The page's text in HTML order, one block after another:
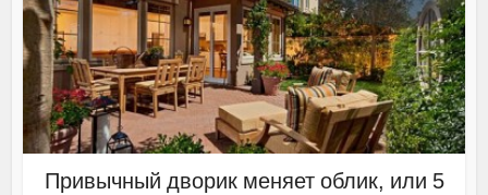
Привычный дворик меняет облик, или 5